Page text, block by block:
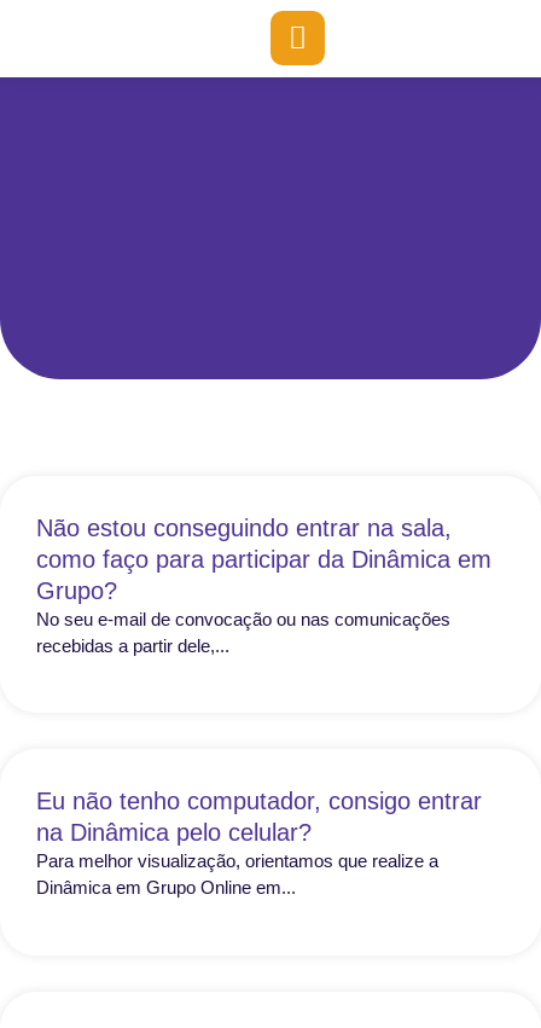
Não estou conseguindo entrar na sala,
como faço para participar da Dinâmica em
Grupo?
No seu e-mail de convocação ou nas comunicações
recebidas a partir dele,...
Eu não tenho computador, consigo entrar
na Dinâmica pelo celular?
Para melhor visualização, orientamos que realize a
Dinâmica em Grupo Online em...